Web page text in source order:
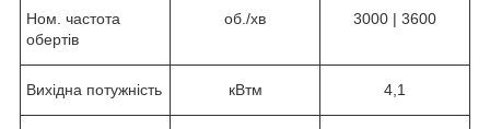
Ном. частота
обертів
об./хв 3000 | 3600
Вихідна потужність кВтм 4,1